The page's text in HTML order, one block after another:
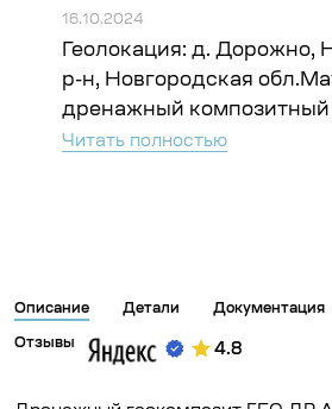
16.10.2024
Геолокация: д. Дорожно,
р-н, Новгородская
дренажный композитный
Читать полностью
Описание Детали Документация
Отзывы 4.8